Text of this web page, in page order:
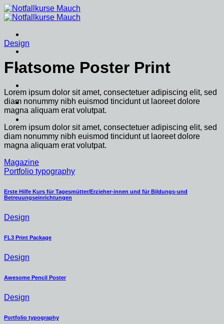
Zum
Inhalt
Design
Flatsome Poster Print
Lorem ipsum dolor sit amet, consectetuer adipiscing elit, sed
diam nonummy nibh euismod tincidunt ut laoreet dolore
magna aliquam erat volutpat.
Lorem ipsum dolor sit amet, consectetuer adipiscing elit, sed
diam nonummy nibh euismod tincidunt ut laoreet dolore
magna aliquam erat volutpat.
Magazine
Portfolio typography
Erste Hilfe Kurs für Tagesmütter/Erzieher-innen und für Bildungs-und
Betreuungseinrichtungen
Design
FL3 Print Package
Design
Awesome Pencil Poster
Design
Portfolio typography